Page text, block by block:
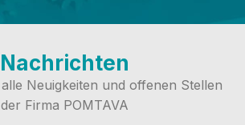
Nachrichten
Neuigkeiten und offenen Stellen
der Firma POMTAVA